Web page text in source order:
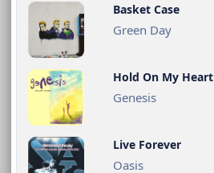
Basket Case
Green Day
Hold On My Heart
Genesis
Live Forever
Oasis